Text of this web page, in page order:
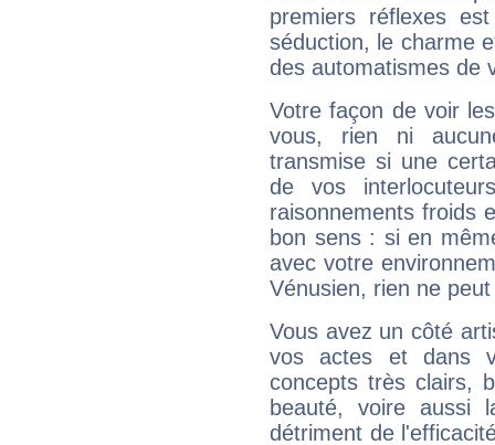
premiers réflexes
séduction, le charme
des automatismes de
Votre façon de voir
vous, rien ni
transmise si une
de vos
raisonnements froids
bon sens : si en
avec votre
Vénusien, rien ne
Vous avez un côté
vos actes et dans
concepts très clairs,
beauté, voire aussi
détriment de